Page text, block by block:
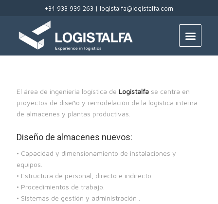
+34 933 939 263 | logistalfa@logistalfa.com
El área de ingeniería logística de Logistalfa se centra en
proyectos de diseño y remodelación de la logística interna
de almacenes y plantas productivas.
Diseño de almacenes nuevos:
• Capacidad y dimensionamiento de instalaciones y
equipos.
• Estructura de personal, directo e indirecto.
• Procedimientos de trabajo.
• Sistemas de gestión y administración .